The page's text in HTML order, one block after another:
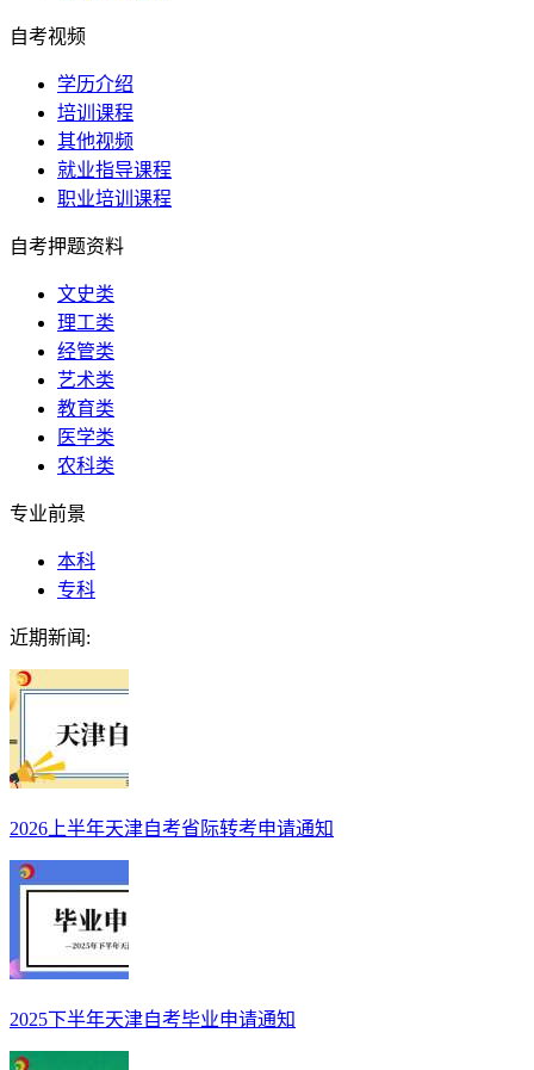
自考视频
学历介绍
培训课程
其他视频
就业指导课程
职业培训课程
自考押题资料
文史类
理工类
经管类
艺术类
教育类
医学类
农科类
专业前景
本科
专科
近期新闻:
2026上半年天津自考省际转考申请通知
2025下半年天津自考毕业申请通知